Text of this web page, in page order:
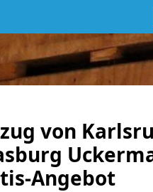
von
Angebot